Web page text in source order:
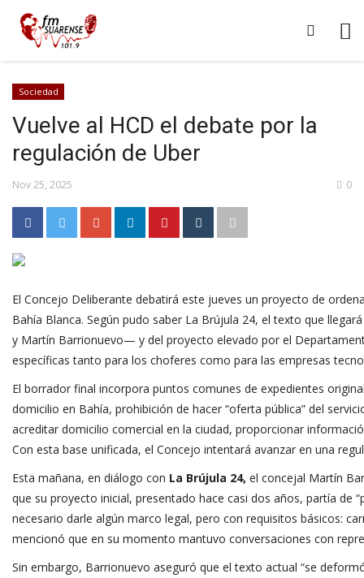
Sociedad
Vuelve al HCD el debate por la
regulación de Uber
Nov 25, 2025 0
El Concejo Deliberante debatirá este jueves un proyecto de
Bahía Blanca. Según pudo saber La Brújula 24, el texto que
y Martín Barrionuevo— y del proyecto elevado por el
específicas tanto para los choferes como para las empresas
El borrador final incorpora puntos comunes de expedientes
domicilio en Bahía, prohibición de hacer “oferta pública” del
acreditar domicilio comercial en la ciudad, proporcionar
Con esta base unificada, el Concejo intentará avanzar en una
Esta mañana, en diálogo con La Brújula 24, el concejal Martín
que su proyecto inicial, presentado hace casi dos años, partía de
necesario darle algún marco legal, pero con requisitos básicos:
mencionó que en su momento mantuvo conversaciones con
Sin embargo, Barrionuevo aseguró que el texto actual “se